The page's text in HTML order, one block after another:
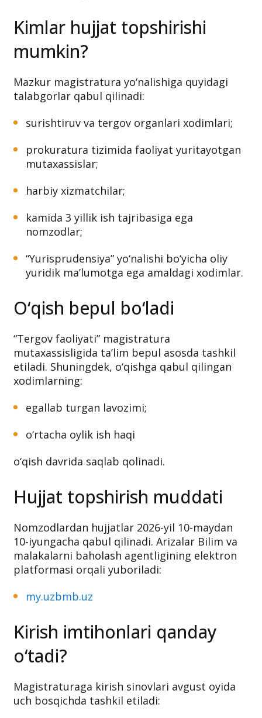
Kimlar hujjat topshirishi
mumkin?
Mazkur magistratura yo‘nalishiga quyidagi
talabgorlar qabul qilinadi:
surishtiruv va tergov organlari xodimlari;
prokuratura tizimida faoliyat yuritayotgan
mutaxassislar;
harbiy xizmatchilar;
kamida 3 yillik ish tajribasiga ega
nomzodlar;
“Yurisprudensiya” yo‘nalishi bo‘yicha oliy
yuridik ma’lumotga ega amaldagi xodimlar.
O‘qish bepul bo‘ladi
“Tergov faoliyati” magistratura
mutaxassisligida ta’lim bepul asosda tashkil
etiladi. Shuningdek, o‘qishga qabul qilingan
xodimlarning:
egallab turgan lavozimi;
o‘rtacha oylik ish haqi
o‘qish davrida saqlab qolinadi.
Hujjat topshirish muddati
Nomzodlardan hujjatlar 2026-yil 10-maydan
10-iyungacha qabul qilinadi. Arizalar Bilim va
malakalarni baholash agentligining elektron
platformasi orqali yuboriladi:
my.uzbmb.uz
Kirish imtihonlari qanday
o‘tadi?
Magistraturaga kirish sinovlari avgust oyida
uch bosqichda tashkil etiladi: